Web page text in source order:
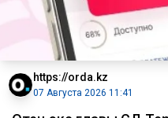
https://orda.kz
07 Августа 2026 11:41